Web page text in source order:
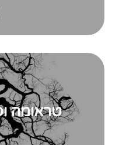
טראומה